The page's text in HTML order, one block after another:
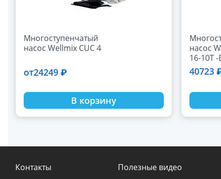
Многоступенчатый
насос Wellmix CUC 4
от24249 ₽
В корзину
насос
16-10T -
40723
Контакты
Полезные видео